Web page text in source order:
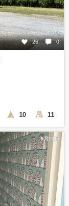
26 0
10 11
5月16日